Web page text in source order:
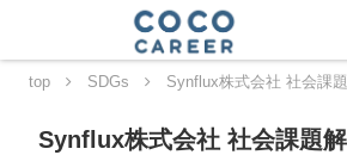
top SDGs Synflux株式会社 社会課
Synflux株式会社 社会課題